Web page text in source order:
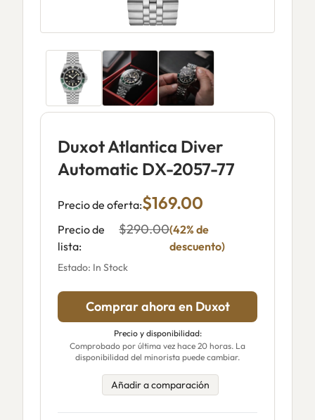
Duxot Atlantica Diver
Automatic DX-2057-77
Precio de oferta:$169.00
Precio de
lista:
$290.00(42% de
descuento)
Estado: In Stock
Comprar ahora en Duxot
Precio y disponibilidad:
Comprobado por última vez hace 20 horas. La
disponibilidad del minorista puede cambiar.
Añadir a comparación